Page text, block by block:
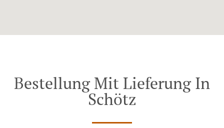
Bestellung Mit Lieferung In
Schötz